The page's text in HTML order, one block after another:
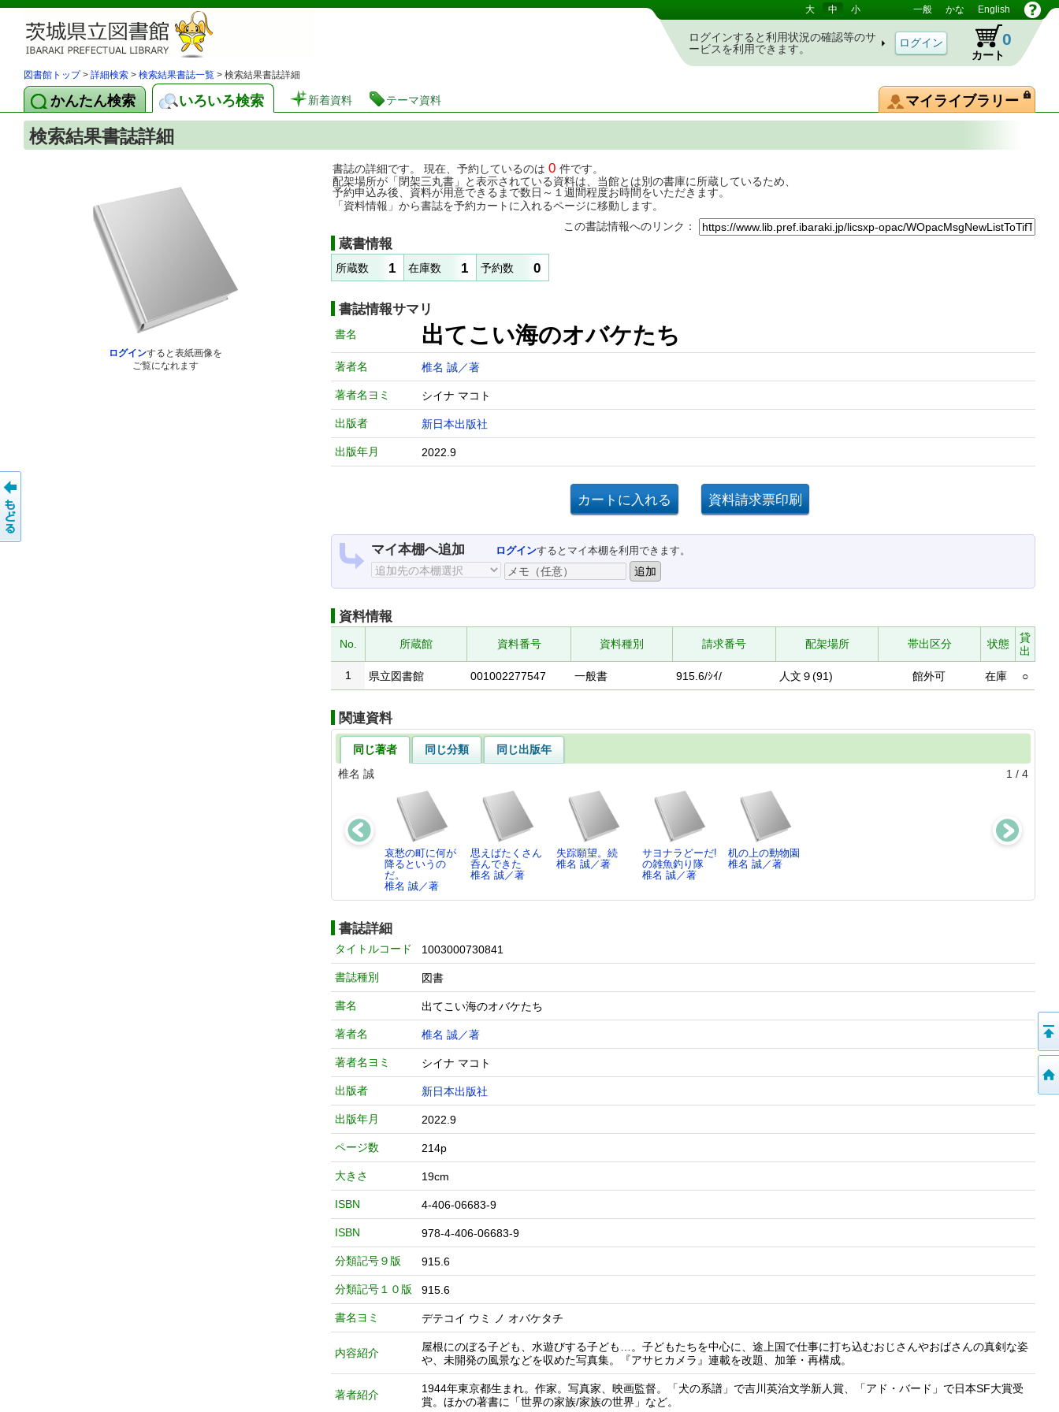
茨城県立図書館 蔵書検索・予約システム 大 中 小 一般 かな English
ログインすると利用状況の確認等のサ
ービスを利用できます。
カート
0
図書館トップ> 詳細検索 > 検索結果書誌一覧 > 検索結果書誌詳細
かんたん検索 いろいろ検索 新着資料 テーマ資料 マイライブラリー
検索結果書誌詳細
ログインすると表紙画像を
ご覧になれます
書誌の詳細です。 現在、予約しているのは 0 件です。
配架場所が「閉架三丸書」と表示されている資料は、当館とは別の書庫に所蔵しているため、
予約申込み後、資料が用意できるまで数日～１週間程度お時間をいただきます。
「資料情報」から書誌を予約カートに入れるページに移動します。
この書誌情報へのリンク：
蔵書情報
所蔵数 1 在庫数 1 予約数 0
書誌情報サマリ
書名 出てこい海のオバケたち
著者名 椎名 誠／著
著者名ヨミ シイナ マコト
出版者 新日本出版社
出版年月 2022.9
マイ本棚へ追加 ログインするとマイ本棚を利用できます。
資料情報
No. 所蔵館 資料番号 資料種別 請求番号 配架場所 帯出区分 状態
貸
出
1
県立図書館 001002277547 一般書 915.6/ｼｲ/ 人文９(91) 館外可 在庫 ○
関連資料
同じ著者 同じ分類
同じ出版年
椎名 誠
1 / 4
哀愁の町に何が
降るというの
だ。
椎名 誠／著
思えばたくさん
呑んできた
椎名 誠／著
失踪願望。続
椎名 誠／著
サヨナラどーだ!
の雑魚釣り隊
椎名 誠／著
机の上の動物園
椎名 誠／著
書誌詳細
タイトルコード 1003000730841
書誌種別 図書
書名 出てこい海のオバケたち
著者名 椎名 誠／著
著者名ヨミ シイナ マコト
出版者 新日本出版社
出版年月 2022.9
ページ数 214p
大きさ 19cm
ISBN 4-406-06683-9
ISBN 978-4-406-06683-9
分類記号９版 915.6
分類記号１０版 915.6
書名ヨミ デテコイ ウミ ノ オバケタチ
内容紹介
屋根にのぼる子ども、水遊びする子ども…。子どもたちを中心に、途上国で仕事に打ち込むおじさんやおばさんの真剣な姿
や、未開発の風景などを収めた写真集。『アサヒカメラ』連載を改題、加筆・再構成。
著者紹介
1944年東京都生まれ。作家。写真家、映画監督。「犬の系譜」で吉川英治文学新人賞、「アド・バード」で日本SF大賞受
賞。ほかの著書に「世界の家族/家族の世界」など。